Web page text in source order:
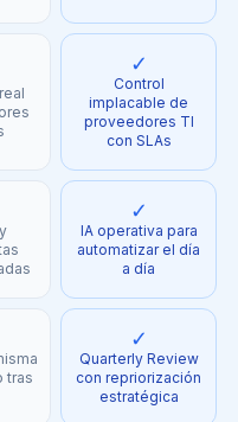
✓
Control
implacable de
proveedores TI
con SLAs
✓
IA operativa para
automatizar el día
a día
tras
✓
Quarterly Review
con repriorización
estratégica